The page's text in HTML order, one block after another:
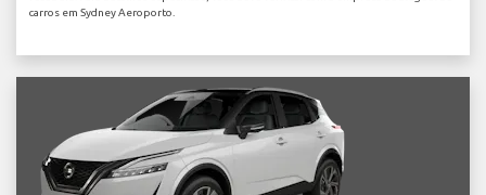
carros em Sydney Aeroporto.